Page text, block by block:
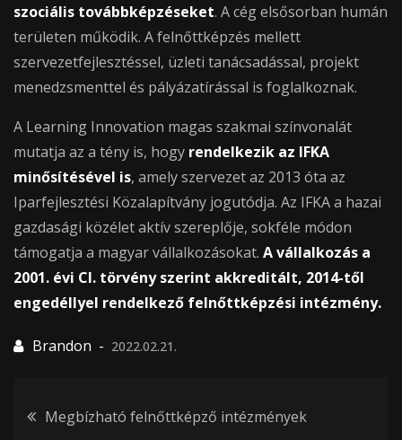
szociális továbbképzéseket. A cég elsősorban humán
területen működik. A felnőttképzés mellett
szervezetfejlesztéssel, üzleti tanácsadással, projekt
menedzsmenttel és pályázatírással is foglalkoznak.
A Learning Innovation magas szakmai színvonalát
mutatja az a tény is, hogy rendelkezik az IFKA
minősítésével is, amely szervezet az 2013 óta az
Iparfejlesztési Közalapítvány jogutódja. Az IFKA a hazai
gazdasági közélet aktív szereplője, sokféle módon
támogatja a magyar vállalkozásokat. A vállalkozás a
2001. évi CI. törvény szerint akkreditált, 2014-től
engedéllyel rendelkező felnőttképzési intézmény.
2022.02.21.
Bejegyzés
Megbízható felnőttképző intézmények